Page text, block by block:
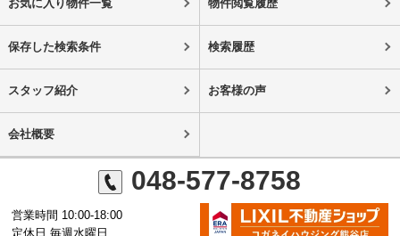
お気に入り物件一覧 物件閲覧履歴
保存した検索条件 検索履歴
スタッフ紹介 お客様の声
会社概要
048-577-8758
営業時間 10:00-18:00
定休日 毎週水曜日